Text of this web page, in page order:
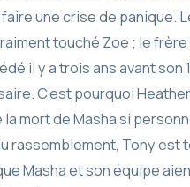
une crise de panique.
touché Zoe ; le
il y a trois ans avant son
C’est pourquoi
mort de Masha si
rassemblement, Tony est
Masha et son équipe